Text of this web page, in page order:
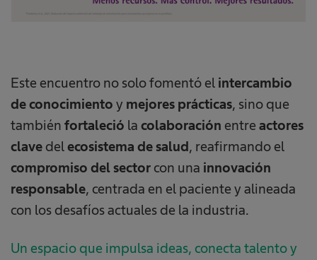
Este encuentro no solo fomentó el intercambio
de conocimiento y mejores prácticas, sino que
también fortaleció la colaboración entre actores
clave delecosistema de salud, reafirmando el
compromiso del sector con una innovación
responsable, centrada en el paciente y alineada
con los desafíos actuales de la industria.
Un espacio que impulsa ideas, conecta talento y